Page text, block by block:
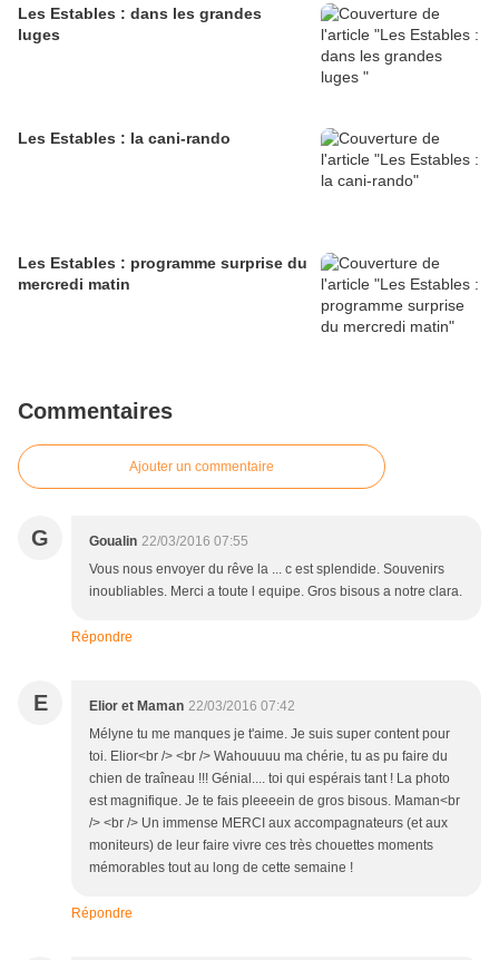
Les Estables : dans les grandes
luges
Les Estables : la cani-rando
Les Estables : programme surprise du
mercredi matin
Commentaires
Ajouter un commentaire
G Goualin 22/03/2016 07:55
Vous nous envoyer du rêve la ... c est splendide. Souvenirs
inoubliables. Merci a toute l equipe. Gros bisous a notre clara.
Répondre
E Elior et Maman 22/03/2016 07:42
Mélyne tu me manques je t'aime. Je suis super content pour
toi. Elior<br /> <br /> Wahouuuu ma chérie, tu as pu faire du
chien de traîneau !!! Génial.... toi qui espérais tant ! La photo
est magnifique. Je te fais pleeeein de gros bisous. Maman<br
/> <br /> Un immense MERCI aux accompagnateurs (et aux
moniteurs) de leur faire vivre ces très chouettes moments
mémorables tout au long de cette semaine !
Répondre